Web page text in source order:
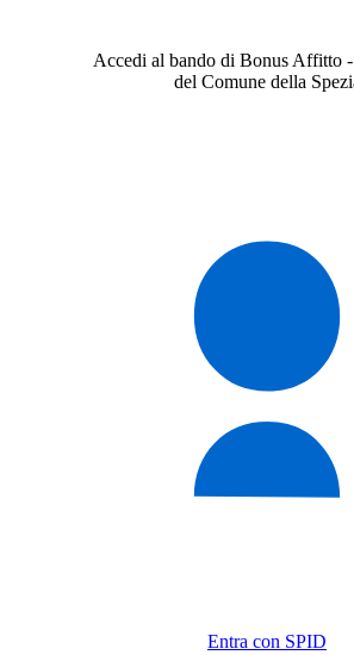
Accedi al bando di Bonus Affitto
del Comune della
Entra con SPID